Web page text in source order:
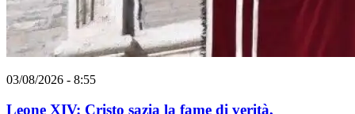
03/08/2026 - 8:55
Leone XIV: Cristo sazia la fame di verità,